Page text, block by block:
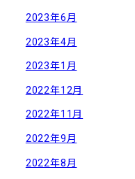
2023年6月
2023年4月
2023年1月
2022年12月
2022年11月
2022年9月
2022年8月